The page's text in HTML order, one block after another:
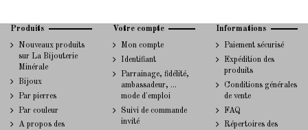
Produits
Nouveaux produits
sur La Bijouterie
Minérale
Bijoux
Par pierres
Par couleur
A propos des
Votre compte
Mon compte
Identifiant
Parrainage, fidélité,
ambassadeur, ...
mode d'emploi
Suivi de commande
invité
Informations
Paiement sécurisé
Expédition des
produits
Conditions générales
de vente
FAQ
Répertoires des